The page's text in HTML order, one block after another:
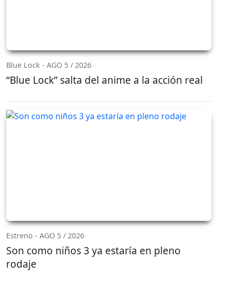
Blue Lock - AGO 5 / 2026
“Blue Lock” salta del anime a la acción real
Estreno - AGO 5 / 2026
Son como niños 3 ya estaría en pleno
rodaje